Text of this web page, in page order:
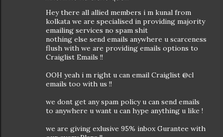
Hey there all allied members i m kunal from
kolkata we are specialised in providing majority
emailing services no spam shit
nothing else send emails anywhere u scarceness
flush with we are providing emails options to
Craiglist Emails !!
OOH yeah i m right u can email Craiglist @cl
emails too with us !!
we dont get any spam policy u can send emails
to anywhere u want u can hype anything u like !
we are giving exlusive 95% inbox Gurantee with